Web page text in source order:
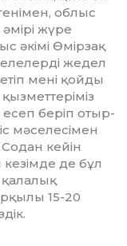
облыс
жүре
әкімі Өмірзақ
жедел
мені қойды
есеп беріп отыр­
мә­селесімен
кейін
де бұл
15-20